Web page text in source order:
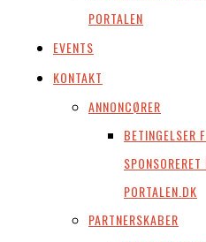
PORTALEN
EVENTS
KONTAKT
ANNONCØRER
BETINGELSER
PORTALEN.DK
PARTNERSKABER